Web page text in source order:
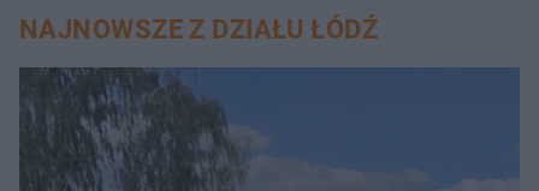
NAJNOWSZE Z DZIAŁU ŁÓDŹ